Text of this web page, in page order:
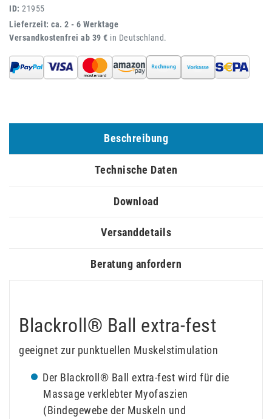
ID: 21955
Lieferzeit: ca. 2 - 6 Werktage
Versandkostenfrei ab 39 € in Deutschland.
Beschreibung
Technische Daten
Download
Versanddetails
Beratung anfordern
Blackroll® Ball extra-fest
geeignet zur punktuellen Muskelstimulation
Der Blackroll® Ball extra-fest wird für die
Massage verklebter Myofaszien
(Bindegewebe der Muskeln und